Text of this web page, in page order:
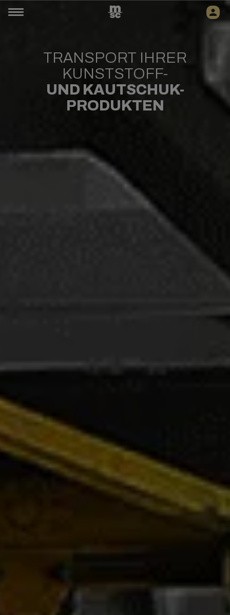
TRANSPORT IHRER
KUNSTSTOFF-
UND KAUTSCHUK-
PRODUKTEN